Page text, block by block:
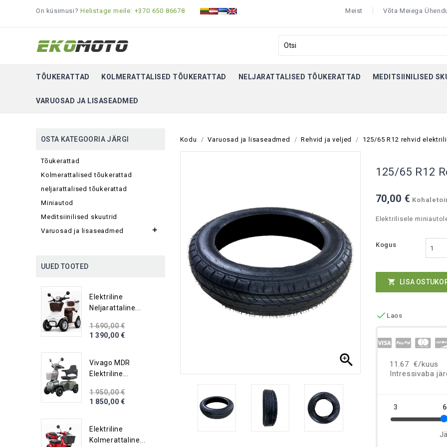
On küsimusi? Helistage meile: +370 650 86678 Meist Võta Meiega
TÕUKERATTAD KOLMERATTALISED TÕUKERATTAD NELJARATTALISED TÕUKERATTAD MEDITSIINILISED
VARUOSAD JA LISASEADMED
OSTA KATEGOORIA JÄRGI
Tõukerattad
Kolmerattalised tõukerattad
neljarattalised tõukerattad
Miniautod
Meditsiinilised skuutrid
Varuosad ja lisaseadmed

UUED TOOTED
Elektriline
Neljarattaline...
1 690,00 €
1 390,00 €
Vivago MDR
Elektriline...
1 950,00 €
1 850,00 €
Elektriline
Kolmerattaline...
Kodu Varuosad ja lisaseadmed Rehvid ja veljed 125/65 R12 rehvid

125/65 R12
70,00 €
Elektrilisele
Kogus
 LISA
 Laos